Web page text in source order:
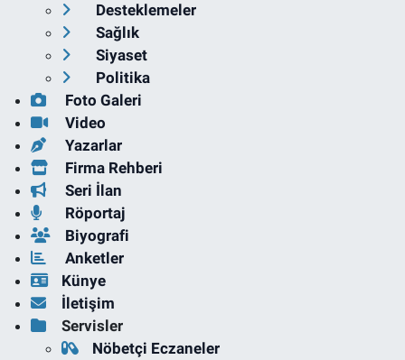
Desteklemeler
Sağlık
Siyaset
Politika
Foto Galeri
Video
Yazarlar
Firma Rehberi
Seri İlan
Röportaj
Biyografi
Anketler
Künye
İletişim
Servisler
Nöbetçi Eczaneler